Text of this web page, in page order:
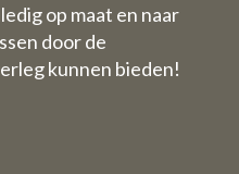
op maat en naar
door de
kunnen bieden!